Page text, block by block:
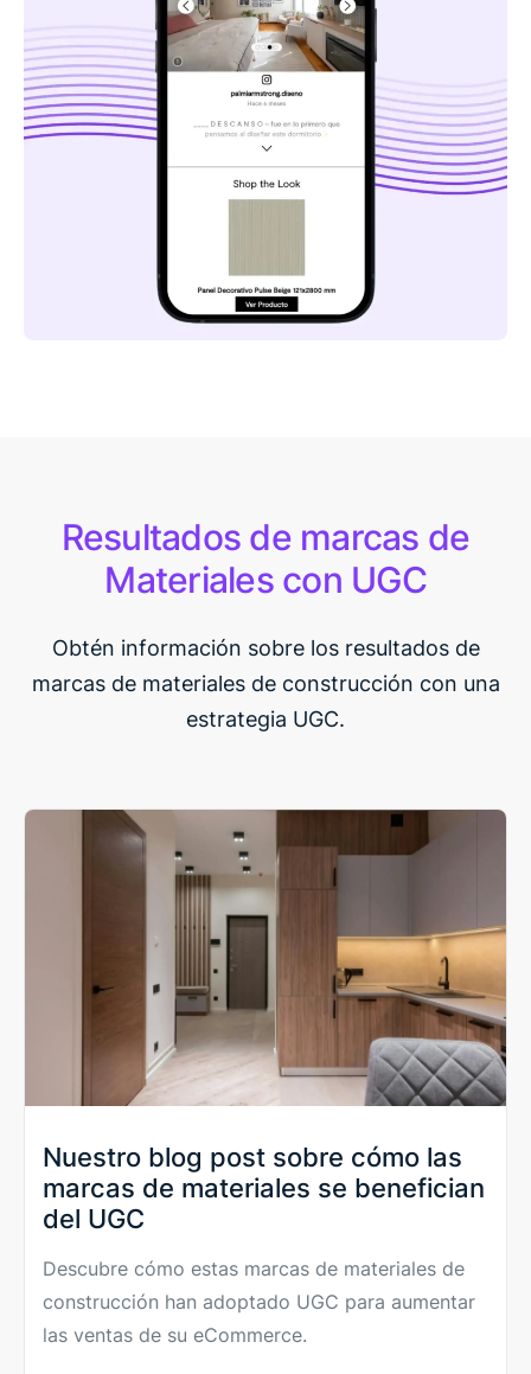
Resultados de marcas de
Materiales con UGC
Obtén información sobre los resultados de
marcas de materiales de construcción con una
estrategia UGC.
Nuestro blog post sobre cómo las
marcas de materiales se benefician
del UGC
Descubre cómo estas marcas de materiales de
construcción han adoptado UGC para aumentar
las ventas de su eCommerce.